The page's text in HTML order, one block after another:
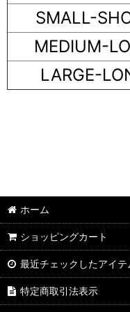
SMALL-
MEDIUM-
LARGE-
ホーム
ショッピングカート
最近チェックしたアイテ
特定商取引法表示